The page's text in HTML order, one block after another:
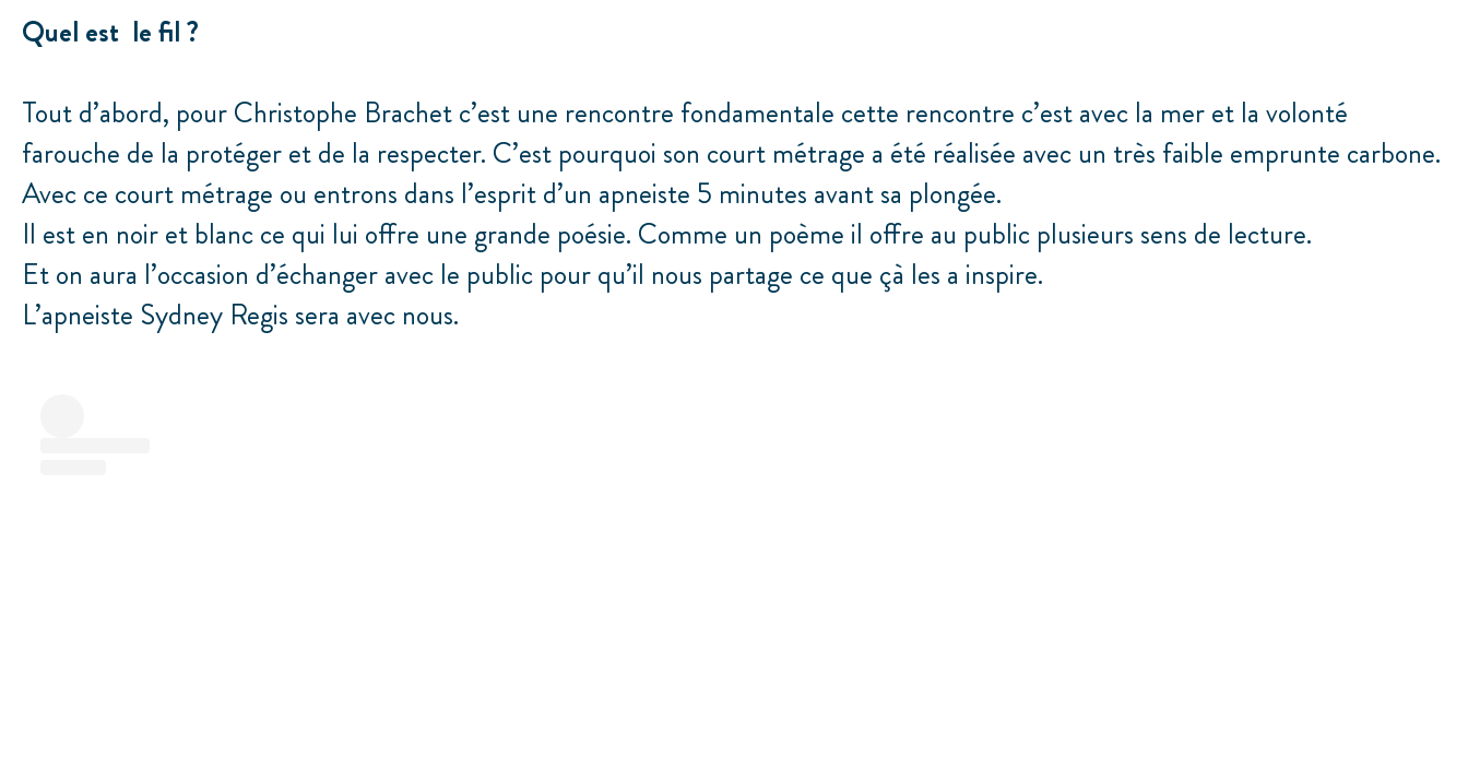
Quel est le fil ?
Tout d’abord, pour Christophe Brachet c’est une rencontre fondamentale cette rencontre c’est avec la mer et la volonté
farouche de la protéger et de la respecter. C’est pourquoi son court métrage a été réalisée avec un très faible emprunte carbone.
Avec ce court métrage ou entrons dans l’esprit d’un apneiste 5 minutes avant sa plongée.
Il est en noir et blanc ce qui lui offre une grande poésie. Comme un poème il offre au public plusieurs sens de lecture.
Et on aura l’occasion d’échanger avec le public pour qu’il nous partage ce que çà les a inspire.
L’apneiste Sydney Regis sera avec nous.